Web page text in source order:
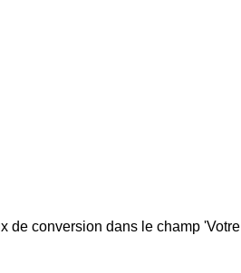
de conversion dans le champ 'Votre